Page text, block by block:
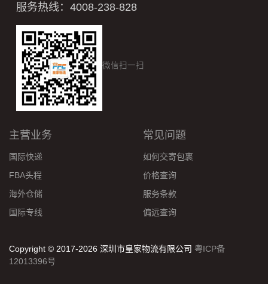
服务热线：4008-238-828
微信扫一扫
主营业务
国际快递
FBA头程
海外仓储
国际专线
常见问题
如何交寄包裹
价格查询
服务条款
偏远查询
Copyright © 2017-2026 深圳市皇家物流有限公司 粤ICP备
12013396号